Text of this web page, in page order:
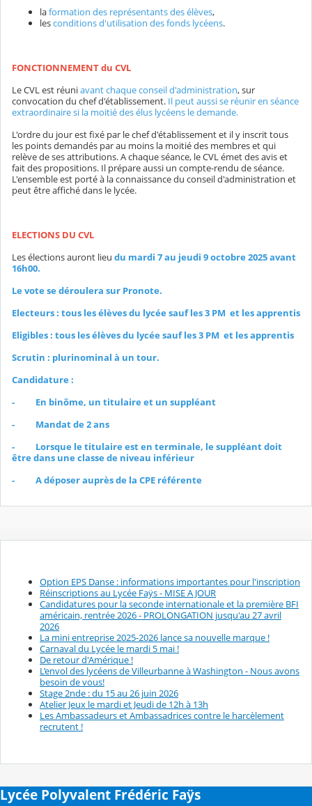
laformation des représentants des élèves,
lesconditions d'utilisation des fonds lycéens.
FONCTIONNEMENT du CVL
Le CVL est réuniavant chaque conseil d'administration, sur
convocation du chef d'établissement. Il peut aussi se réunir en séance
extraordinaire si la moitié des élus lycéens le demande.
L'ordre du jour est fixé par le chef d'établissement et il y inscrit tous
les points demandés par au moins la moitié des membres et qui
relève de ses attributions. A chaque séance, le CVL émet des avis et
fait des propositions. Il prépare aussi un compte-rendu de séance.
L'ensemble est porté à la connaissance du conseil d'administration et
peut être affiché dans le lycée.
ELECTIONS DU CVL
Les élections auront lieu du mardi 7 au jeudi 9 octobre 2025 avant
16h00.
Le vote se déroulera sur Pronote.
Electeurs : tous les élèves du lycée sauf les 3 PM et les apprentis
Eligibles : tous les élèves du lycée sauf les 3 PM et les apprentis
Scrutin : plurinominal à un tour.
Candidature :
- En binôme, un titulaire et un suppléant
- Mandat de 2 ans
- Lorsque le titulaire est en terminale, le suppléant doit
être dans une classe de niveau inférieur
- A déposer auprès de la CPE référente
Option EPS Danse : informations importantes pour l'inscription
Réinscriptions au Lycée Faÿs - MISE A JOUR
Candidatures pour la seconde internationale et la première BFI
américain, rentrée 2026 - PROLONGATION jusqu'au 27 avril
2026
La mini entreprise 2025-2026 lance sa nouvelle marque !
Carnaval du Lycée le mardi 5 mai !
De retour d'Amérique !
L’envol des lycéens de Villeurbanne à Washington - Nous avons
besoin de vous!
Stage 2nde : du 15 au 26 juin 2026
Atelier Jeux le mardi et Jeudi de 12h à 13h
Les Ambassadeurs et Ambassadrices contre le harcèlement
recrutent !
Lycée Polyvalent Frédéric Faÿs